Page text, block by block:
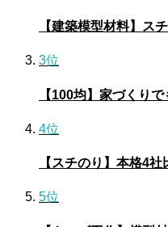
【建築模型材料】ス
3位
【100均】家づくり
4位
【スチのり】本格4
5位